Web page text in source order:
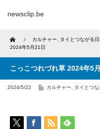
newsclip.be
Home カルチャー タイとつながる
2024年5月21日
こっこつれづれ草 2024年5
2024/5/22 カルチャー タイとつ